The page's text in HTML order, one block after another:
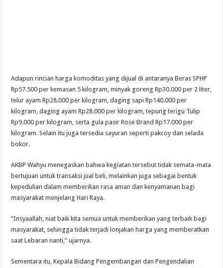
Adapun rincian harga komoditas yang dijual di antaranya Beras SPHP
Rp57.500 per kemasan 5 kilogram, minyak goreng Rp30.000 per 2 liter,
telur ayam Rp28.000 per kilogram, daging sapi Rp140.000 per
kilogram, daging ayam Rp28.000 per kilogram, tepung terigu Tulip
Rp9.000 per kilogram, serta gula pasir Rose Brand Rp17.000 per
kilogram. Selain itu juga tersedia sayuran seperti pakcoy dan selada
bokor.
AKBP Wahyu menegaskan bahwa kegiatan tersebut tidak semata-mata
bertujuan untuk transaksi jual beli, melainkan juga sebagai bentuk
kepedulian dalam memberikan rasa aman dan kenyamanan bagi
masyarakat menjelang Hari Raya.
“Insyaallah, niat baik kita semua untuk memberikan yang terbaik bagi
masyarakat, sehingga tidak terjadi lonjakan harga yang memberatkan
saat Lebaran nanti,” ujarnya.
Sementara itu, Kepala Bidang Pengembangan dan Pengendalian